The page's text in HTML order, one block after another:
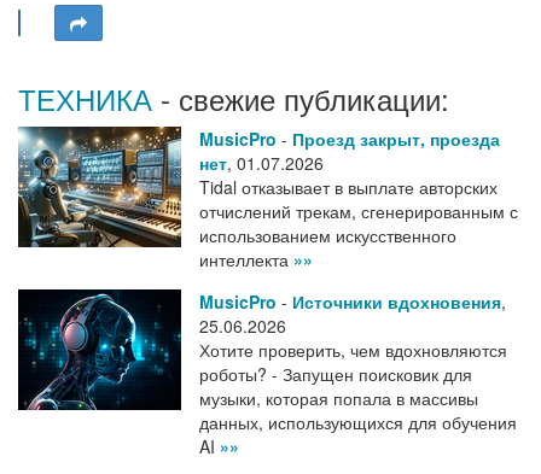
ТЕХНИКА - свежие публикации:
MusicPro - Проезд закрыт, проезда
нет, 01.07.2026
Tidal отказывает в выплате авторских
отчислений трекам, сгенерированным с
использованием искусственного
интеллекта »»
MusicPro - Источники вдохновения,
25.06.2026
Хотите проверить, чем вдохновляются
роботы? - Запущен поисковик для
музыки, которая попала в массивы
данных, использующихся для обучения
AI »»